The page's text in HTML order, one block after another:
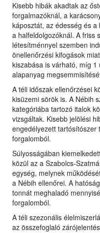
Kisebb hibák akadtak az
forgalmazóknál, a
káposztát, az édesség és
a halfeldolgozóknál. A friss
létesítménnyel szemben
önellenőrzési kifogások
kiszabása is várható, míg
alapanyag
A téli időszak ellenőrzései
kisüzemi sörök is. A Nébih
kategóriába tartozó italok
vizsgáltak. Kisebb jelölési
engedélyezett tartósítószer
forgalomból.
Súlyosságában
közül az a Szabolcs-
egység, melynek
a Nébih ellenőrei. A
tonnát meghaladó
forgalomból.
A téli szezonális
az összefoglaló